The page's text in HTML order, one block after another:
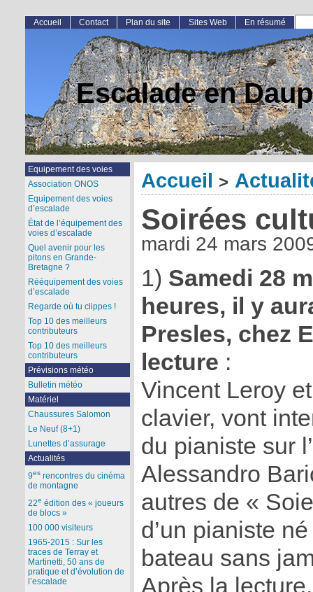
Escalade en
Accueil >
Soirées
mardi 24 mars
1) Samedi 28
heures, il y
Presles, chez
lecture :
Vincent Leroy
clavier, vont
du pianiste sur
Alessandro
autres de «
d’un pianiste
bateau sans
Après la
Accueil Contact Plan du site Sites Web En résumé
Equipement des voies
Association ONOS
Equipement des voies
d’escalade
État de l’équipement des
voies d’escalade
Quel avenir pour les
pitons en Grande-
Bretagne ?
Rééquipement des voies
d’escalade
Regarde où tu clippes !
Top 10 des meilleurs
contributeurs
Top 10 des meilleurs
contributeurs
Prévisions météo
Bulletin météo
Matériel
Chaussures Salomon
Le Neuf (8+1)
Lunettes d’assurage
Actualités
9esrencontres du cinéma
de montagne
22e édition des « joueurs
de blocs »
100 000 visiteurs
1965-2015 : Sur les
traces de Terray et
Martinetti, 50 ans de
pratique et d’évolution de
l’escalade